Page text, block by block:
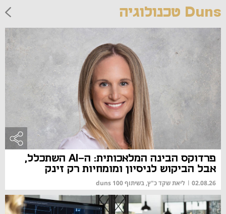
Duns טכנולוגיה
פרדוקס הבינה המלאכותית: ה-AI השתכלל,
אבל הביקוש לניסיון ומומחיות רק זינק
02.08.26
| ליאת שקד כ"ץ, בשיתוף duns 100